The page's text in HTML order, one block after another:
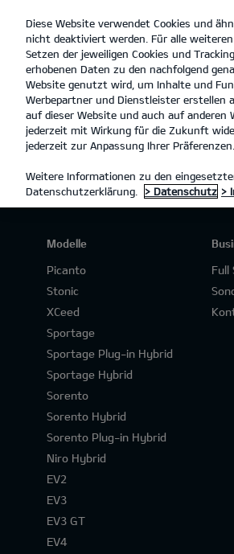
open
menu
Modelle
Picanto
Stonic
XCeed
Sportage
Sportage Plug-in Hybrid
Sportage Hybrid
Sorento
Sorento Hybrid
Sorento Plug-in Hybrid
Niro Hybrid
EV2
EV3
EV3 GT
EV4
Full
Diese Website verwendet Cookies und
nicht deaktiviert werden. Für alle
Setzen der jeweiligen Cookies und
erhobenen Daten zu den nachfolgend
Website genutzt wird, um Inhalte und
Werbepartner und Dienstleister erstellen
auf dieser Website und auch auf
jederzeit mit Wirkung für die Zukunft
jederzeit zur Anpassung Ihrer Präferenzen.
Weitere Informationen zu den
Datenschutzerklärung.
> Datenschutz >